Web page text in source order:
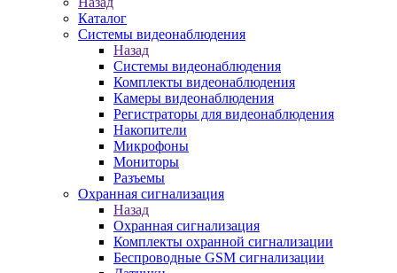
Каталог
Системы видеонаблюдения
Назад
Системы видеонаблюдения
Комплекты видеонаблюдения
Камеры видеонаблюдения
Регистраторы для видеонаблюдения
Накопители
Микрофоны
Мониторы
Разъемы
Охранная сигнализация
Назад
Охранная сигнализация
Комплекты охранной сигнализации
Беспроводные GSM сигнализации